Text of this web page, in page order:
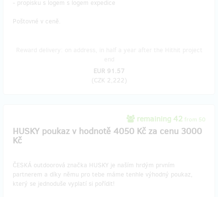
- propisku s logem s logem expedice
Poštovné v ceně.
EUR 91.57
(CZK 2,222)
remaining 42 from 50
HUSKY poukaz v hodnotě 4050 Kč za cenu 3000
Kč
ČESKÁ outdoorová značka HUSKY je naším hrdým prvním
partnerem a díky němu pro tebe máme tenhle výhodný poukaz,
který se jednoduše vyplatí si pořídit!